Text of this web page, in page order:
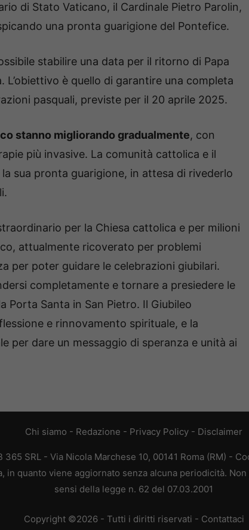
di Stato Vaticano, il Cardinale Pietro Parolin,
una pronta guarigione del Pontefice.
stabilire una data per il ritorno di Papa
è quello di garantire una completa
pasquali, previste per il 20 aprile 2025.
stanno migliorando gradualmente, con
più invasive. La comunità cattolica e il
sua pronta guarigione, in attesa di rivederlo
per la Chiesa cattolica e per milioni
attualmente ricoverato per problemi
per poter guidare le celebrazioni giubilari.
completamente e tornare a presiedere le
Porta Santa in San Pietro. Il Giubileo
e rinnovamento spirituale, e la
per dare un messaggio di speranza e unità ai
Chi siamo - Redazione - Privacy Policy - Disclaimer
SRL - Via Nicola Marchese 10, 00141 Roma (RM) -
in quanto viene aggiornato senza alcuna periodicità.
sensi della legge n. 62 del 07.03.2001
Copyright ©2026 - Tutti i diritti riservati - Contattaci